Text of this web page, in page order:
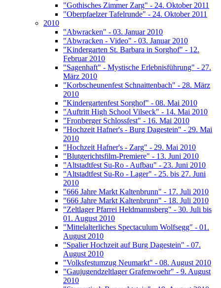
"Gothisches Zimmer Zarg" - 24. Oktober 2011
"Oberpfaelzer Tafelrunde" - 24. Oktober 2011
2010
"Abwracken" - 03. Januar 2010
"Abwracken - Video" - 03. Januar 2010
"Kindergarten St. Barbara in Sorghof" - 12.
Februar 2010
"Sagenhaft" - Mystische Erlebnisführung" - 27.
März 2010
"Korbscheunenfest Schnaittenbach" - 28. März
2010
"Kindergartenfest Sorghof" - 08. Mai 2010
"Auftritt High School Vilseck" - 14. Mai 2010
"Fronberger Schlossfest" - 16. Mai 2010
"Hochzeit Hafner's - Burg Dagestein" - 29. Mai
2010
"Hochzeit Hafner's - Zarg" - 29. Mai 2010
"Blutgerichtsfilm-Premiere" - 13. Juni 2010
"Altstadtfest Su-Ro - Aufbau" - 23. Juni 2010
"Altstadtfest Su-Ro - Lager" - 25. bis 27. Juni
2010
"666 Jahre Markt Kaltenbrunn" - 17. Juli 2010
"666 Jahre Markt Kaltenbrunn" - 18. Juli 2010
"Zeltlager Pfarrei Heldmannsberg" - 30. Juli bis
01. August 2010
"Mittelalterliches Spectaculum Wolfsegg" - 01.
August 2010
"Spalier Hochzeit auf Burg Dagestein" - 07.
August 2010
"Volksfestumzug Neumarkt" - 08. August 2010
"Gaujugendzeltlager Grafenwoehr" - 9. August
2010